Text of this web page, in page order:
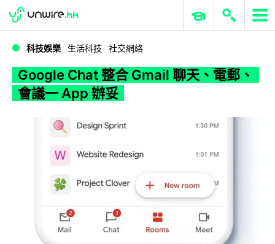
WWDC 2026 ERP 與商業 AI
科技娛樂 生活科技 社交網絡
Google Chat 整合 Gmail 聊天、電郵、
會議一 App 辦妥